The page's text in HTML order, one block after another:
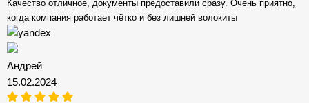
Качество отличное, документы предоставили сразу. Очень приятно,
когда компания работает чётко и без лишней волокиты
Андрей
15.02.2024